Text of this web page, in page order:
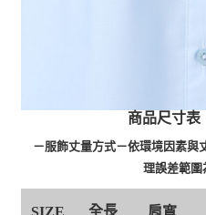
商品尺寸表
－服飾丈量方式－依環境因素與
理誤差範圍
全長